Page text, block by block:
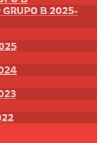
B 2025-